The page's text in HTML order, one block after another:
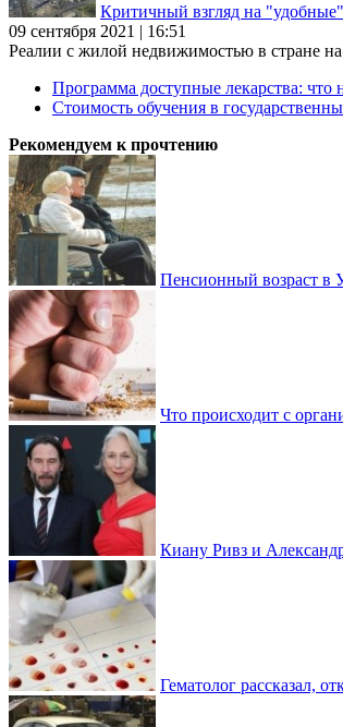
Критичный взгляд на
09 сентября 2021 | 16:51
Реалии с жилой недвижимостью в стране
Программа доступные лекарства: что
Стоимость обучения в
Рекомендуем к прочтению
Пенсионный возраст в
Что происходит с
Киану Ривз и
Гематолог рассказал,